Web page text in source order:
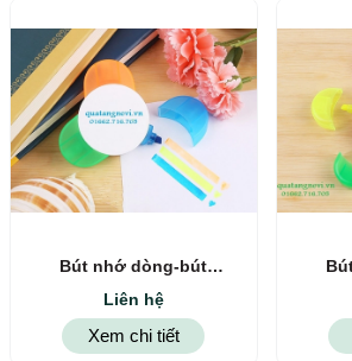
Bút nhớ dòng-bút
highlight 2
Liên hệ
Xem chi tiết